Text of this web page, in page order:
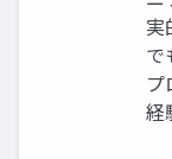
実
で
プ
経